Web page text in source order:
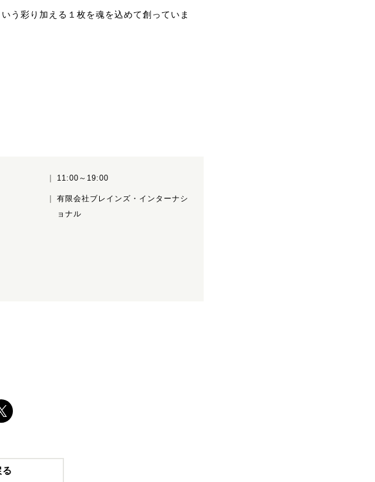
う彩り加える１枚を魂を込めて創っていま
11:00～19:00
有限会社ブレインズ・インターナシ
ョナル